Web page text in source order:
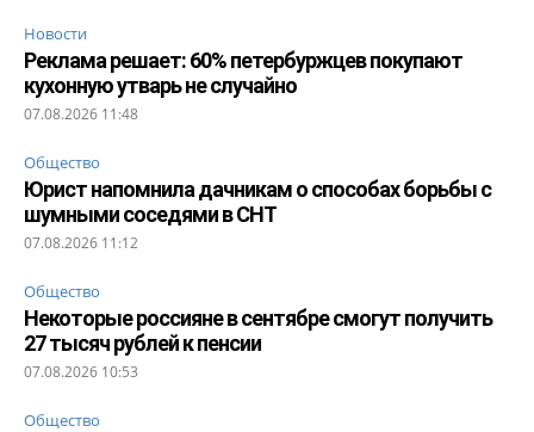
Новости
Реклама решает: 60% петербуржцев покупают
кухонную утварь не случайно
07.08.2026 11:48
Общество
Юрист напомнила дачникам о способах борьбы с
шумными соседями в СНТ
07.08.2026 11:12
Общество
Некоторые россияне в сентябре смогут получить
27 тысяч рублей к пенсии
07.08.2026 10:53
Общество